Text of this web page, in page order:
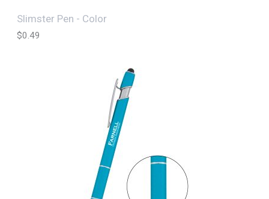
Slimster Pen - Color
$0.49